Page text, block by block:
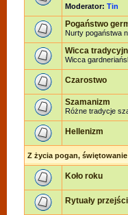
Moderator: Tin
Pogaństwo
Nurty pogaństwa
Wicca
Wicca
Czarostwo
Szamanizm
Różne tradycje
Hellenizm
Z życia pogan,
Koło roku
Rytuały